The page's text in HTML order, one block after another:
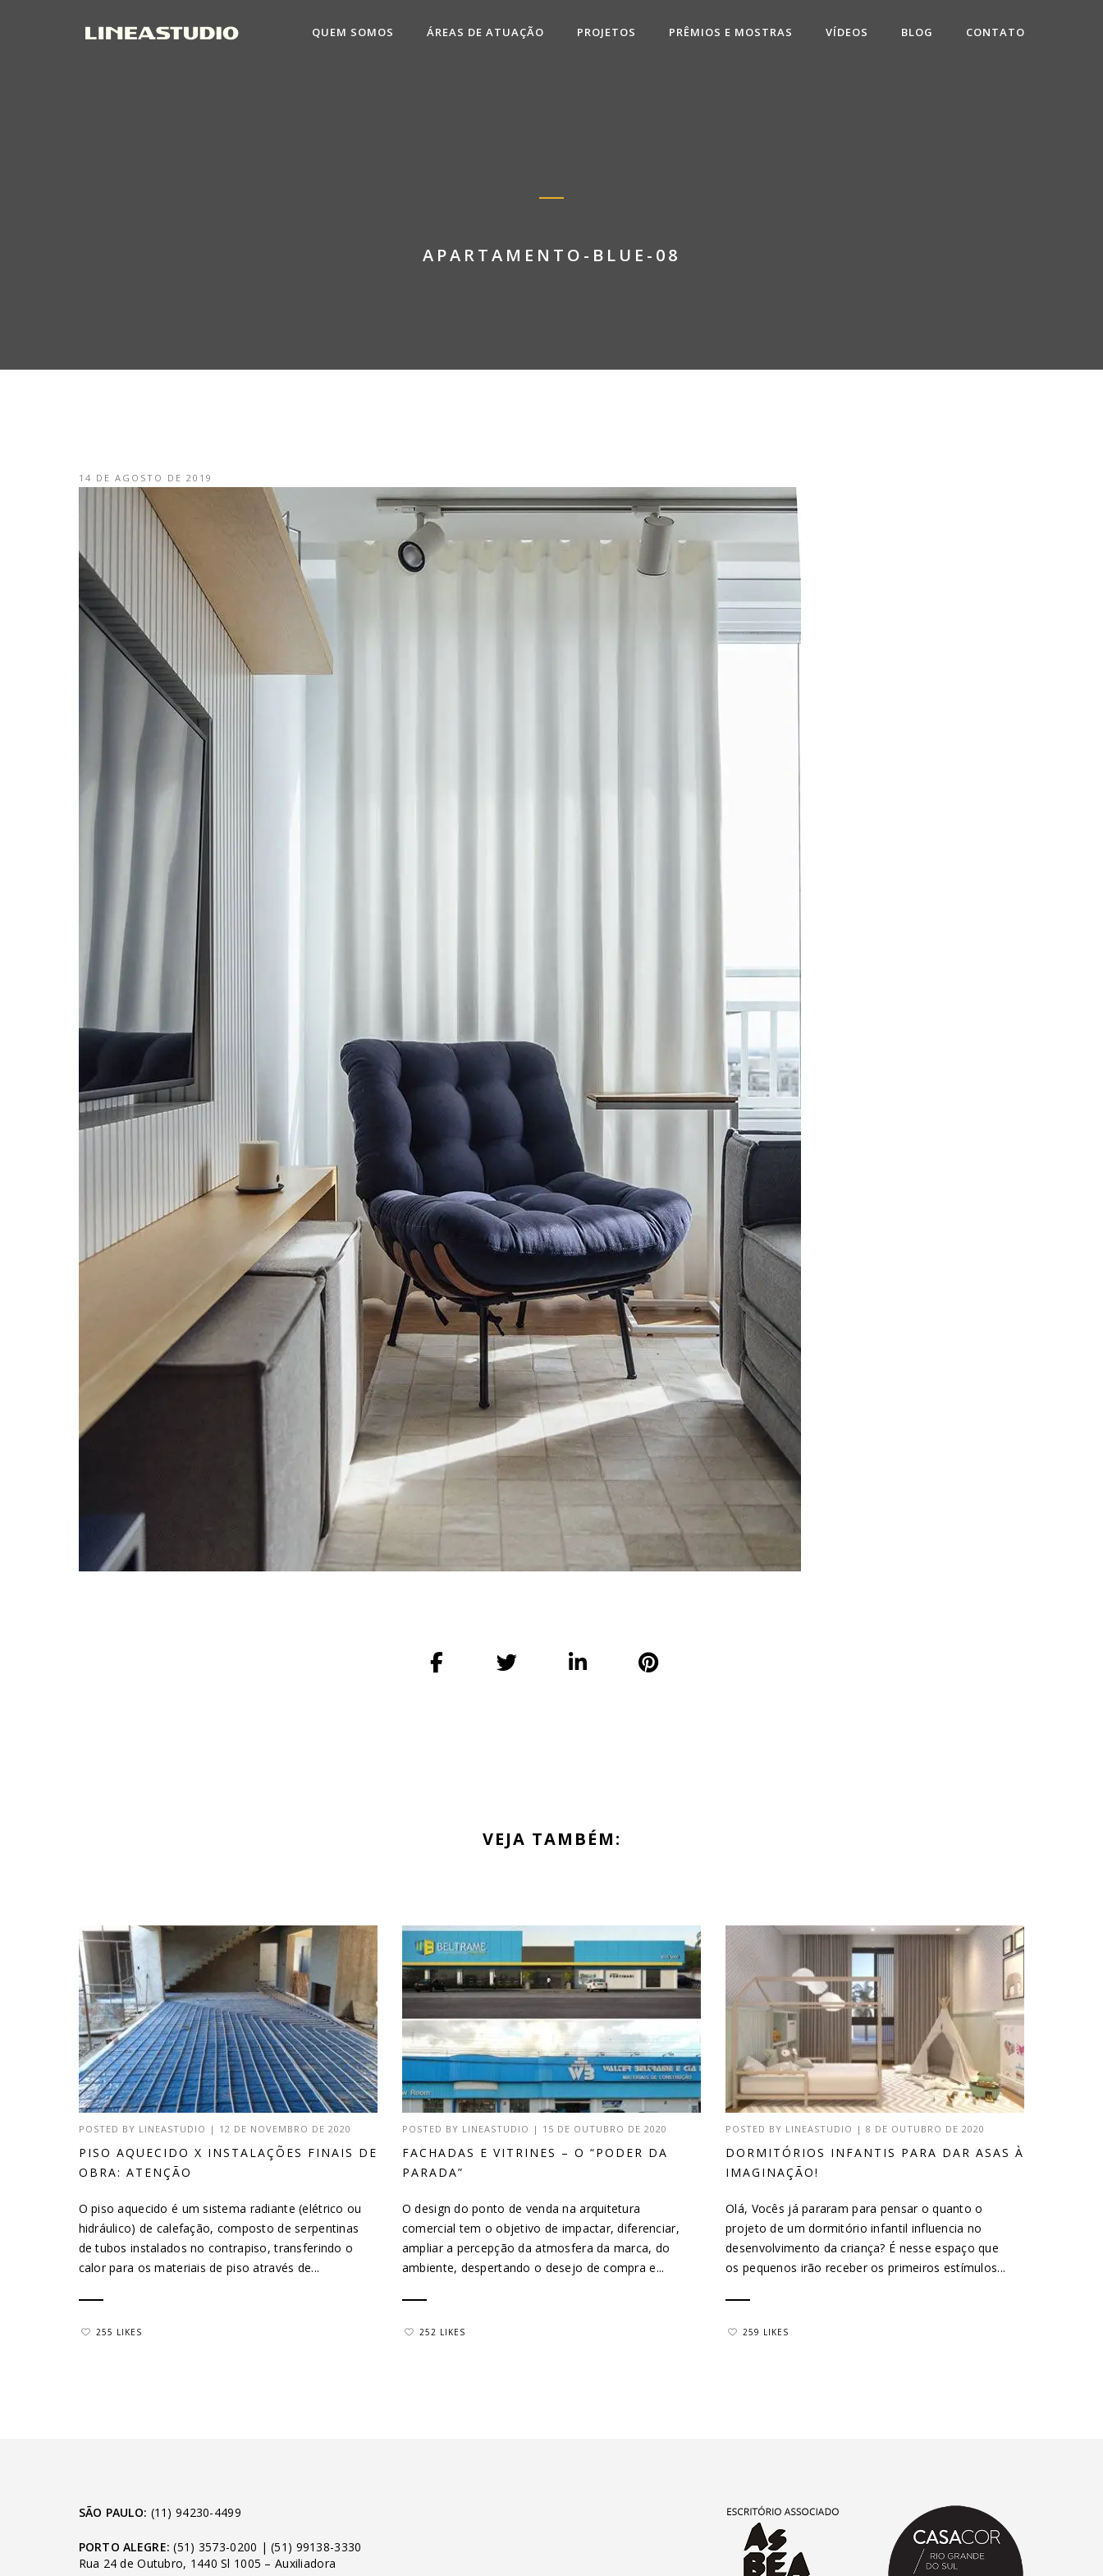
QUEM SOMOS ÁREAS DE ATUAÇÃO PROJETOS PRÊMIOS E MOSTRAS VÍDEOS BLOG CONTATO
APARTAMENTO-BLUE-08
14 DE AGOSTO DE 2019
VEJA TAMBÉM:
POSTED BY LINEASTUDIO | 12 DE NOVEMBRO DE 2020
PISO AQUECIDO X INSTALAÇÕES FINAIS DE
OBRA: ATENÇÃO
O piso aquecido é um sistema radiante (elétrico ou
hidráulico) de calefação, composto de serpentinas
de tubos instalados no contrapiso, transferindo o
calor para os materiais de piso através de...
255 LIKES
POSTED BY LINEASTUDIO | 15 DE OUTUBRO DE 2020
FACHADAS E VITRINES – O “PODER DA
PARADA”
O design do ponto de venda na arquitetura
comercial tem o objetivo de impactar, diferenciar,
ampliar a percepção da atmosfera da marca, do
ambiente, despertando o desejo de compra e...
252 LIKES
POSTED BY LINEASTUDIO |8 DE OUTUBRO DE 2020
DORMITÓRIOS INFANTIS PARA DAR ASAS À
IMAGINAÇÃO!
Olá, Vocês já pararam para pensar o quanto o
projeto de um dormitório infantil influencia no
desenvolvimento da criança? É nesse espaço que
os pequenos irão receber os primeiros estímulos...
259 LIKES
SÃO PAULO: (11) 94230-4499
PORTO ALEGRE: (51) 3573-0200 |(51) 99138-3330
Rua 24 de Outubro, 1440 Sl 1005 – Auxiliadora